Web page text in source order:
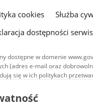
gov.pl
cookies Służba
dostępności
dostępne w domenie
(adres e-mail oraz
się w ich politykach
Treści tekstowe
udostępniane na